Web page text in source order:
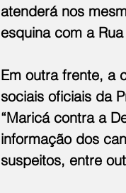
atenderá nos
esquina com a
Em outra frente, a
sociais oficiais da
“Maricá contra a
informação dos
suspeitos, entre